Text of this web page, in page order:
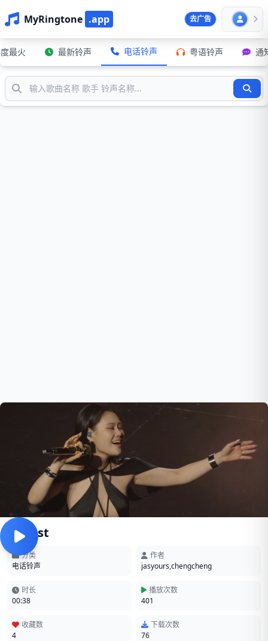
MyRingtone .app 去广告
最火 最新铃声 电话铃声 粤语铃声 通
At Last
分类
电话铃声
作者
jasyours,chengcheng
时长
00:38
播放次数
401
收藏数
4
下载次数
76